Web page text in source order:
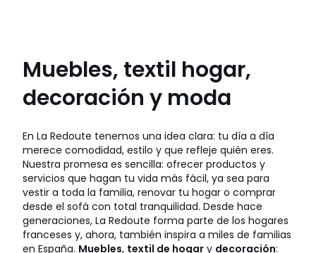
Muebles, textil hogar,
decoración y moda
En La Redoute tenemos una idea clara: tu día a día
merece comodidad, estilo y que refleje quién eres.
Nuestra promesa es sencilla: ofrecer productos y
servicios que hagan tu vida más fácil, ya sea para
vestir a toda la familia, renovar tu hogar o comprar
desde el sofá con total tranquilidad. Desde hace
generaciones, La Redoute forma parte de los hogares
franceses y, ahora, también inspira a miles de familias
en España. Muebles, textil de hogar y decoración: